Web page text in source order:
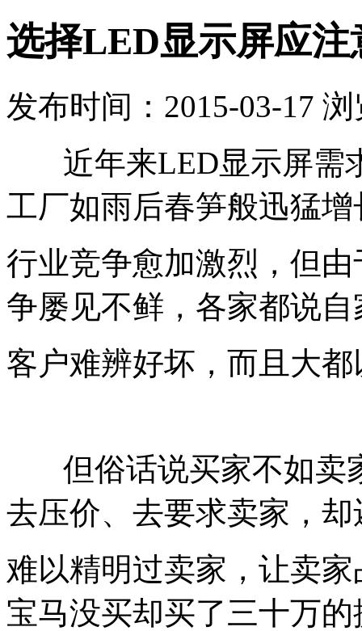
选择LED显示屏应注
发布时间：2015-03-17
近年来LED显示屏需
工厂如雨后春笋般迅猛增
行业竞争愈加激烈，但
争屡见不鲜，各家都说自
客户难辨好坏，而且大
但俗话说买家不如卖
去压价、去要求卖家，却
难以精明过卖家，让卖
宝马没买却买了三十万的